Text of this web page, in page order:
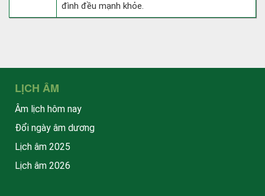
đình đều mạnh khỏe.
LỊCH ÂM
Âm lịch hôm nay
Đổi ngày âm dương
Lịch âm 2025
Lịch âm 2026